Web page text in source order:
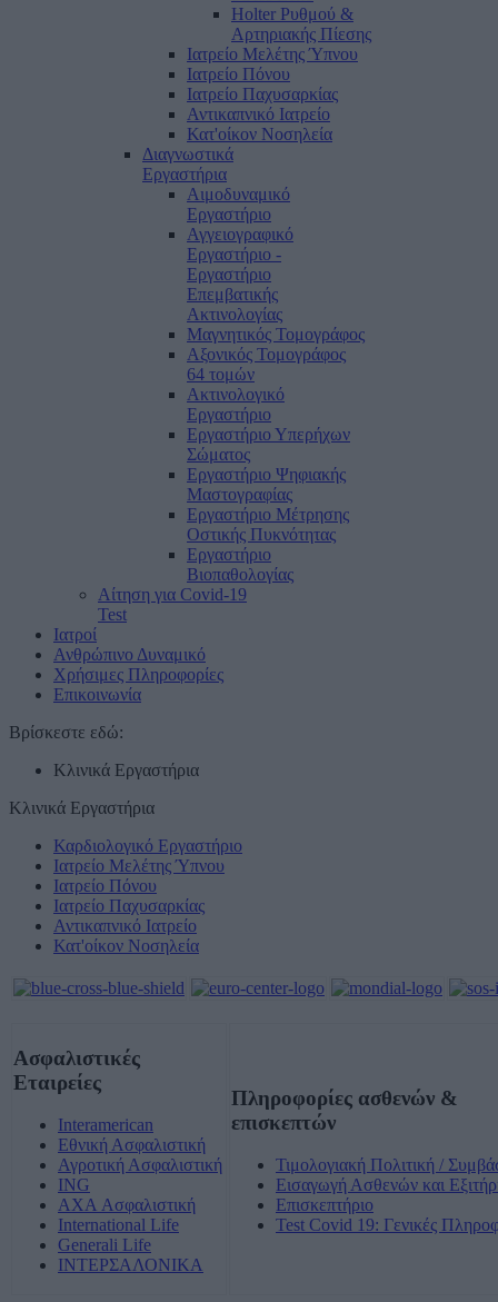
Holter Ρυθμού &
Αρτηριακής Πίεσης
Ιατρείο Μελέτης Ύπνου
Ιατρείο Πόνου
Ιατρείο Παχυσαρκίας
Αντικαπνικό Ιατρείο
Κατ'οίκον Νοσηλεία
Διαγνωστικά
Εργαστήρια
Αιμοδυναμικό
Εργαστήριο
Αγγειογραφικό
Εργαστήριο -
Εργαστήριο
Επεμβατικής
Ακτινολογίας
Μαγνητικός Τομογράφος
Αξονικός Τομογράφος
64 τομών
Ακτινολογικό
Εργαστήριο
Εργαστήριο Υπερήχων
Σώματος
Εργαστήριο Ψηφιακής
Μαστογραφίας
Εργαστήριο Μέτρησης
Οστικής Πυκνότητας
Εργαστήριο
Βιοπαθολογίας
Αίτηση για Covid-19
Test
Ιατροί
Ανθρώπινο Δυναμικό
Χρήσιμες Πληροφορίες
Επικοινωνία
Βρίσκεστε εδώ:
Κλινικά Εργαστήρια
Κλινικά Εργαστήρια
Καρδιολογικό Εργαστήριο
Ιατρείο Μελέτης Ύπνου
Ιατρείο Πόνου
Ιατρείο Παχυσαρκίας
Αντικαπνικό Ιατρείο
Κατ'οίκον Νοσηλεία
Ασφαλιστικές
Εταιρείες
Interamerican
Εθνική Ασφαλιστική
Αγροτική Ασφαλιστική
ING
AXA Ασφαλιστική
International Life
Generali Life
ΙΝΤΕΡΣΑΛΟΝΙΚΑ
Πληροφορίες ασθενών &
επισκεπτών
Τιμολογιακή Πολιτική /
Εισαγωγή Ασθενών και
Επισκεπτήριο
Test Covid 19: Γενικές